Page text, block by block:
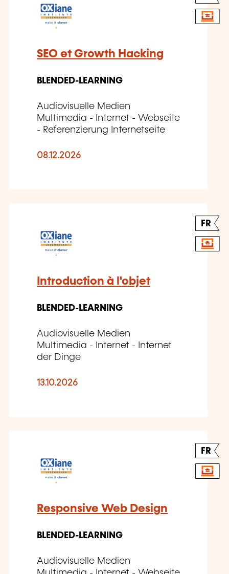
SEO et Growth Hacking
BLENDED-LEARNING
Audiovisuelle Medien
Multimedia - Internet - Webseite
- Referenzierung Internetseite
08.12.2026
FR
Introduction à l'objet
BLENDED-LEARNING
Audiovisuelle Medien
Multimedia - Internet - Internet
der Dinge
13.10.2026
FR
Responsive Web Design
BLENDED-LEARNING
Audiovisuelle Medien